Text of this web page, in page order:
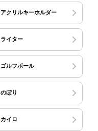
アクリルキーホルダー
ライター
ゴルフボール
のぼり
カイロ